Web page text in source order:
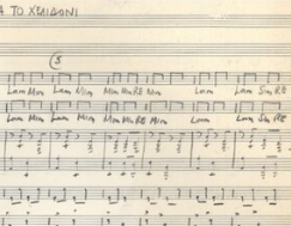
(six songs)] [1965]
12]
[1966-03]
13]
9-24]
τα ψάρια [1966]
[1966-11-1966-12]